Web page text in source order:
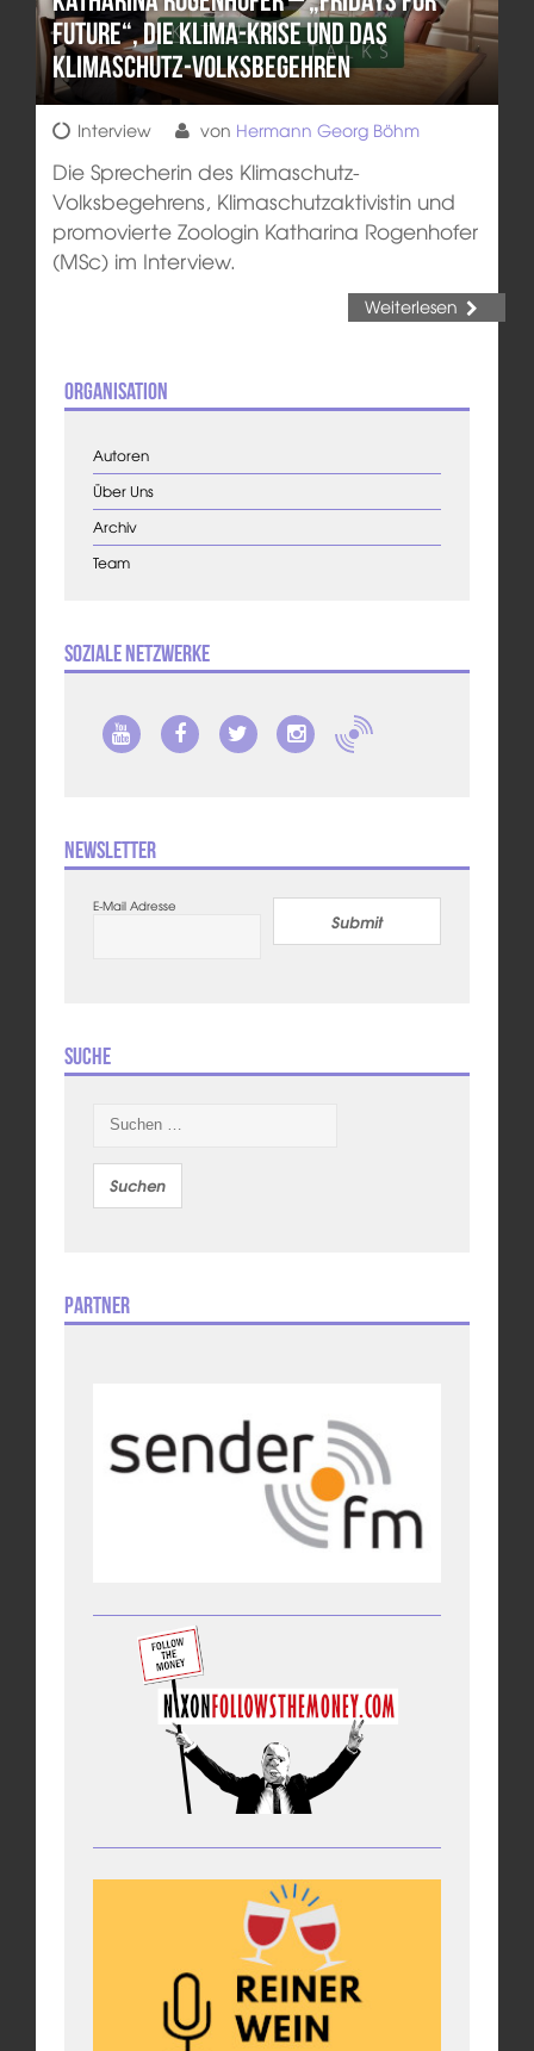
Future“, die Klima-Krise und das
Klimaschutz-Volksbegehren
Interview von Hermann Georg Böhm
Die Sprecherin des Klimaschutz-
Volksbegehrens, Klimaschutzaktivistin und
promovierte Zoologin Katharina Rogenhofer
(MSc) im Interview.
Weiterlesen
Organisation
Autoren
Über Uns
Archiv
Team
Soziale Netzwerke
Newsletter
E-Mail Adresse
Submit
Suche
nach:
Partner